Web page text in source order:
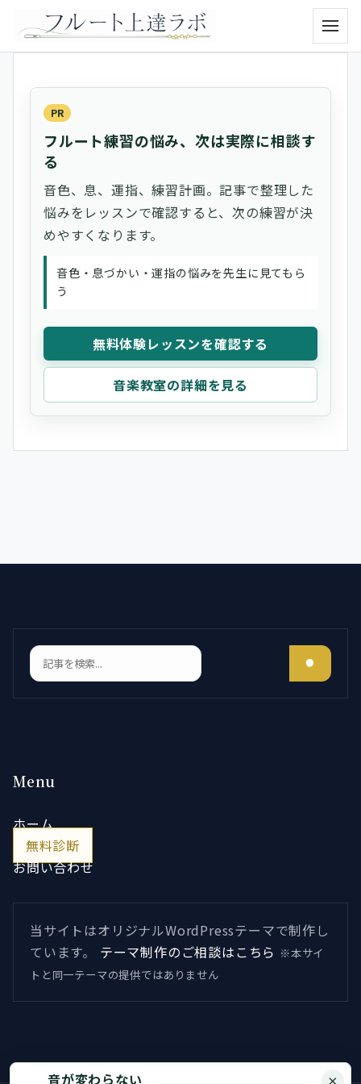
メニ
PR
フルート練習の悩み、次は実際に相談す
る
音色、息、運指、練習計画。記事で整理した
悩みをレッスンで確認すると、次の練習が決
めやすくなります。
音色・息づかい・運指の悩みを先生に見てもら
う
無料体験レッスンを確認する
音楽教室の詳細を見る
検索
Menu
ホーム
無料診断
お問い合わせ
当サイトはオリジナルWordPressテーマで制作し
ています。
テーマ制作のご相談はこちら ※本サイ
トと同一テーマの提供ではありません
音が変わらない